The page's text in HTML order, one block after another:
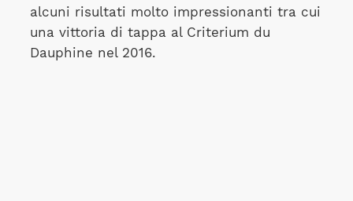
alcuni risultati molto impressionanti tra cui
una vittoria di tappa al Criterium du
Dauphine nel 2016.